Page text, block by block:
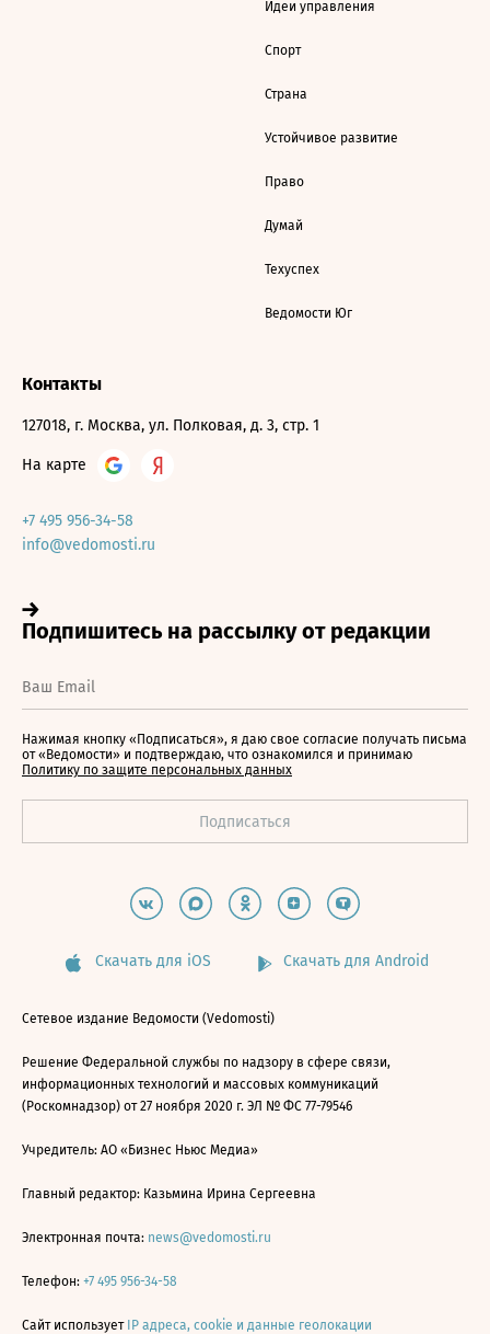
Идеи управления
Спорт
Страна
Устойчивое развитие
Право
Думай
Техуспех
Ведомости Юг
Контакты
127018, г. Москва, ул. Полковая, д. 3, стр. 1
На карте
+7 495 956-34-58
info@vedomosti.ru
Нажимая кнопку «Подписаться», я даю свое согласие получать письма
от «Ведомости» и подтверждаю, что ознакомился и принимаю
Политику по защите персональных данных
Скачать для iOS Скачать для Android
Сетевое издание Ведомости (Vedomosti)
Решение Федеральной службы по надзору в сфере связи,
информационных технологий и массовых коммуникаций
(Роскомнадзор) от 27 ноября 2020 г. ЭЛ № ФС 77-79546
Учредитель: АО «Бизнес Ньюс Медиа»
Главный редактор: Казьмина Ирина Сергеевна
Электронная почта: news@vedomosti.ru
Телефон: +7 495 956-34-58
Сайт использует IP адреса, cookie и данные геолокации